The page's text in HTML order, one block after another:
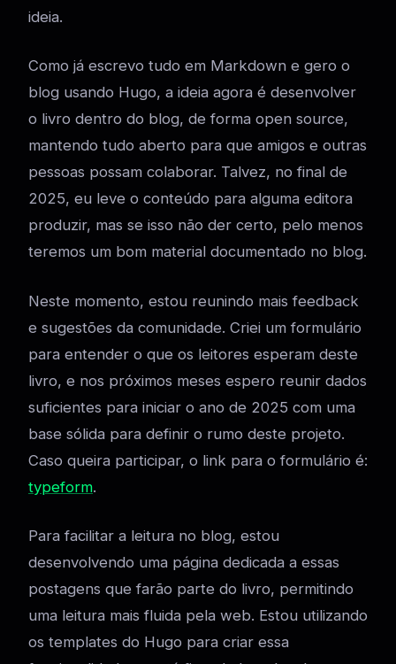
ideia.
Como já escrevo tudo em Markdown e gero o
blog usando Hugo, a ideia agora é desenvolver
o livro dentro do blog, de forma open source,
mantendo tudo aberto para que amigos e outras
pessoas possam colaborar. Talvez, no final de
2025, eu leve o conteúdo para alguma editora
produzir, mas se isso não der certo, pelo menos
teremos um bom material documentado no blog.
Neste momento, estou reunindo mais feedback
e sugestões da comunidade. Criei um formulário
para entender o que os leitores esperam deste
livro, e nos próximos meses espero reunir dados
suficientes para iniciar o ano de 2025 com uma
base sólida para definir o rumo deste projeto.
Caso queira participar, o link para o formulário é:
typeform.
Para facilitar a leitura no blog, estou
desenvolvendo uma página dedicada a essas
postagens que farão parte do livro, permitindo
uma leitura mais fluida pela web. Estou utilizando
os templates do Hugo para criar essa